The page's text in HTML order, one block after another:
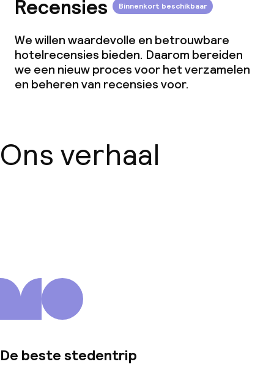
Recensies Binnenkort beschikbaar
We willen waardevolle en betrouwbare
hotelrecensies bieden. Daarom bereiden
we een nieuw proces voor het verzamelen
en beheren van recensies voor.
Ons verhaal
De beste stedentrip